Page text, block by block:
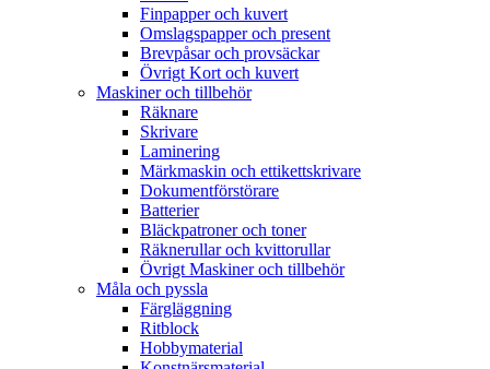
Finpapper och kuvert
Omslagspapper och present
Brevpåsar och provsäckar
Övrigt Kort och kuvert
Maskiner och tillbehör
Räknare
Skrivare
Laminering
Märkmaskin och ettikettskrivare
Dokumentförstörare
Batterier
Bläckpatroner och toner
Räknerullar och kvittorullar
Övrigt Maskiner och tillbehör
Måla och pyssla
Färgläggning
Ritblock
Hobbymaterial